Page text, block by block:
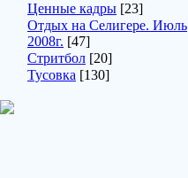
Ценные кадры [23]
Отдых на Селигере. Июль
2008г. [47]
Стритбол [20]
Тусовка [130]